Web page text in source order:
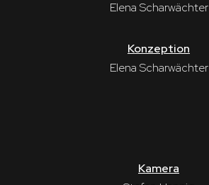
Elena Scharwächter
Konzeption
Elena Scharwächter
Kamera